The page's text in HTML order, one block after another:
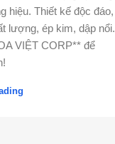
hiệu. Thiết kế độc đáo,
lượng, ép kim, dập nổi.
VIỆT CORP** để